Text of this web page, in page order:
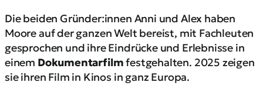
Die beiden Gründer:innen Anni und Alex haben
Moore auf der ganzen Welt bereist, mit Fachleuten
gesprochen und ihre Eindrücke und Erlebnisse in
einem Dokumentarfilmfestgehalten. 2025 zeigen
sie ihren Film in Kinos in ganz Europa.